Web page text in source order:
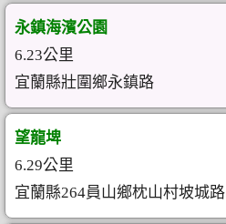
永鎮海濱公園
6.23公里
宜蘭縣壯圍鄉永鎮路
望龍埤
6.29公里
宜蘭縣264員山鄉枕山村坡城路